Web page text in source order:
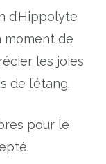
d’Hippolyte
moment de
les joies
de l’étang.
pour le